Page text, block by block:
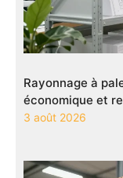
Rayonnage à
économique et
3 août 2026